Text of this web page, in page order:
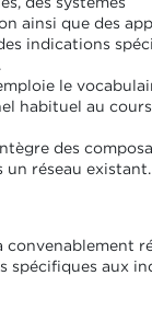
ainsi que des
indications
le
habituel au
des
un réseau existant.
convenablement
spécifiques aux